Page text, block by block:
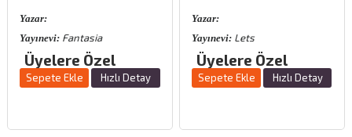
Yazar:
Yayınevi: Fantasia
Üyelere Özel
Sepete Ekle Hızlı Detay
Yazar:
Yayınevi: Lets
Üyelere Özel
Sepete Ekle Hızlı Detay